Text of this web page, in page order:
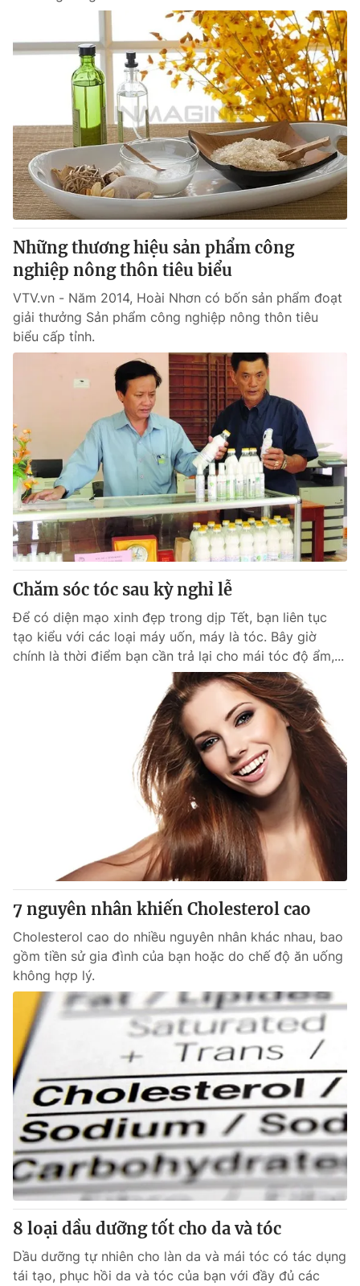
Những thương hiệu sản phẩm công
nghiệp nông thôn tiêu biểu
VTV.vn - Năm 2014, Hoài Nhơn có bốn sản phẩm đoạt
giải thưởng Sản phẩm công nghiệp nông thôn tiêu
biểu cấp tỉnh.
Chăm sóc tóc sau kỳ nghỉ lễ
Để có diện mạo xinh đẹp trong dịp Tết, bạn liên tục
tạo kiểu với các loại máy uốn, máy là tóc. Bây giờ
chính là thời điểm bạn cần trả lại cho mái tóc độ ẩm,...
7 nguyên nhân khiến Cholesterol cao
Cholesterol cao do nhiều nguyên nhân khác nhau, bao
gồm tiền sử gia đình của bạn hoặc do chế độ ăn uống
không hợp lý.
8 loại dầu dưỡng tốt cho da và tóc
Dầu dưỡng tự nhiên cho làn da và mái tóc có tác dụng
tái tạo, phục hồi da và tóc của bạn với đầy đủ các